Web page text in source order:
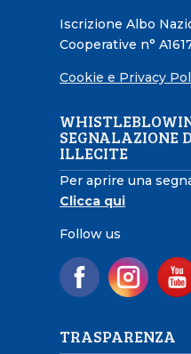
Iscrizione Albo
Cooperative n°
Cookie e Privacy
SEGNALAZIONE
ILLECITE
Per aprire una
Clicca qui
Follow us
TRASPARENZA